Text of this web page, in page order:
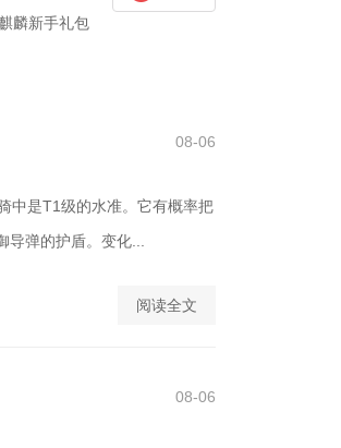
麟新手礼包
08-06
中是T1级的水准。它有概率把
导弹的护盾。变化...
阅读全文
08-06